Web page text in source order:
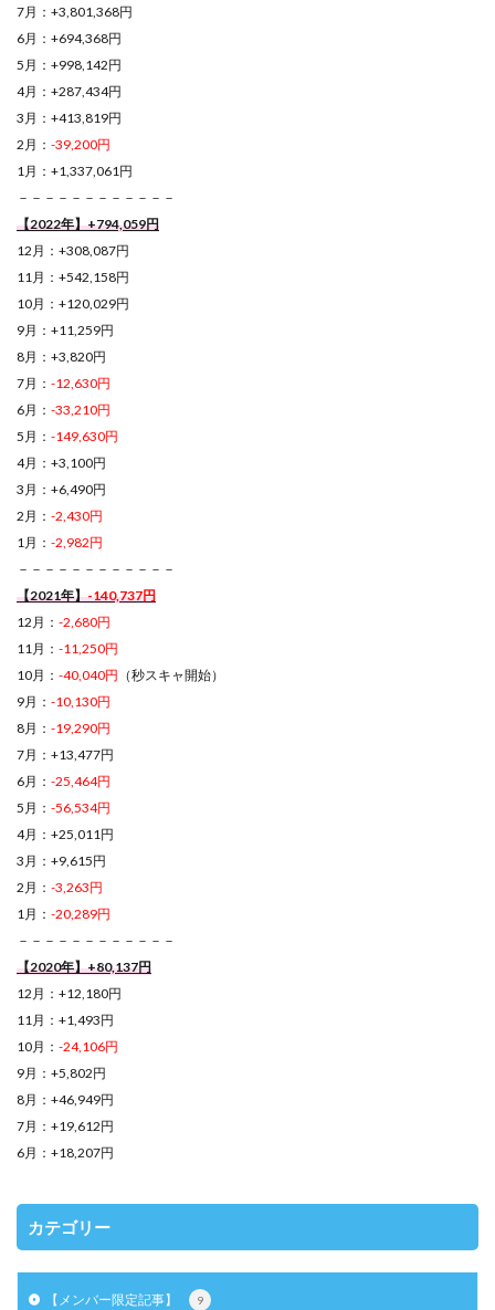
7月：+3,801,368円
6月：+694,368円
5月：+998,142円
4月：+287,434円
3月：+413,819円
2月： -39,200円
1月：+1,337,061円
－－－－－－－－－－－－
【2022年】+794,059円
12月：+308,087円
11月：+542,158円
10月：+120,029円
9月：+11,259円
8月：+3,820円
7月： -12,630円
6月： -33,210円
5月： -149,630円
4月：+3,100円
3月：+6,490円
2月： -2,430円
1月： -2,982円
－－－－－－－－－－－－
【2021年】-140,737円
12月： -2,680円
11月： -11,250円
10月： -40,040円 （秒スキャ開始）
9月： -10,130円
8月： -19,290円
7月：+13,477円
6月： -25,464円
5月： -56,534円
4月：+25,011円
3月：+9,615円
2月： -3,263円
1月： -20,289円
－－－－－－－－－－－－
【2020年】+80,137円
12月：+12,180円
11月：+1,493円
10月： -24,106円
9月：+5,802円
8月：+46,949円
7月：+19,612円
6月：+18,207円
カテゴリー
【メンバー限定記事】 9